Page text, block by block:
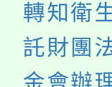
轉知衛
託財團